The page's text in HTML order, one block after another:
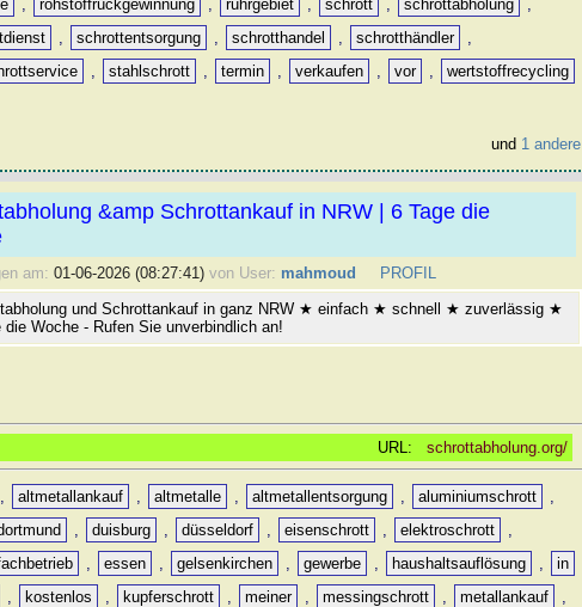
, rohstoffrückgewinnung , ruhrgebiet , schrott , schrottabholung
,
, schrottentsorgung , schrotthandel , schrotthändler
,
, stahlschrott , termin , verkaufen , vor ,
wertstoffrecycling
und 1 andere
&amp Schrottankauf in NRW | 6 Tage die
am: 01-06-2026 (08:27:41) von User: mahmoud
PROFIL
und Schrottankauf in ganz NRW ★ einfach ★ schnell ★ zuverlässig ★
die Woche - Rufen Sie unverbindlich an!
URL: schrottabholung.org/
altmetallankauf altmetalle altmetallentsorgung aluminiumschrott
duisburg düsseldorf eisenschrott elektroschrott
essen gelsenkirchen gewerbe haushaltsauflösung
in
kostenlos kupferschrott meiner messingschrott metallankauf